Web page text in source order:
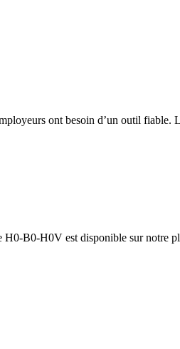
ont besoin d’un outil fiable.
B0-H0V est disponible sur notre